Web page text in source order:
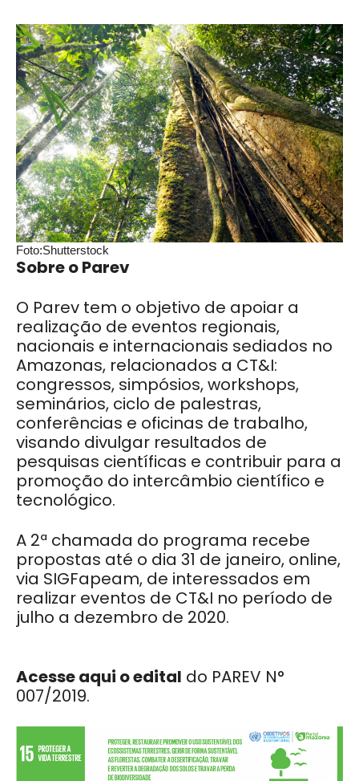
Foto:Shutterstock
Sobre o Parev
O Parev tem o objetivo de apoiar a
realização de eventos regionais,
nacionais e internacionais sediados no
Amazonas, relacionados a CT&I:
congressos, simpósios, workshops,
seminários, ciclo de palestras,
conferências e oficinas de trabalho,
visando divulgar resultados de
pesquisas científicas e contribuir para a
promoção do intercâmbio científico e
tecnológico.
A 2ª chamada do programa recebe
propostas até o dia 31 de janeiro, online,
via SIGFapeam, de interessados em
realizar eventos de CT&I no período de
julho a dezembro de 2020.
Acesse aqui o edital do PAREV N°
007/2019.